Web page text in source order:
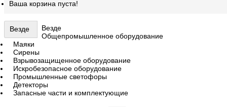
Ваша корзина пуста!
Везде
Везде
Общепромышленное оборудование
Маяки
Сирены
Взрывозащищенное оборудование
Искробезопасное оборудование
Промышленные светофоры
Детекторы
Запасные части и комплектующие